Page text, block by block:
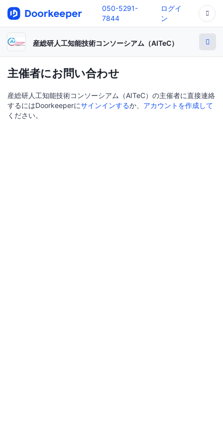
050-5291-
7844
ログイ
ン
産総研人工知能技術コンソーシアム（AITeC）
主催者にお問い合わせ
産総研人工知能技術コンソーシアム（AITeC）の主催者に直接連絡
するにはDoorkeeperにサインインするか、 アカウントを作成して
ください。